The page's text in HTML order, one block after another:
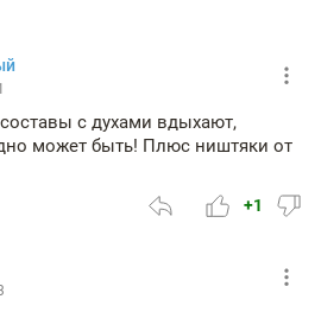
с духами вдыхают,
может быть! Плюс ништяки от
+1